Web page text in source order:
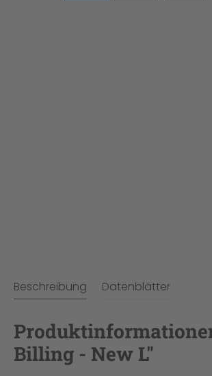
Beschreibung Datenblätter
Billing - New L"